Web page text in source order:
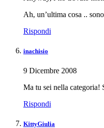
Ah, un’ultima cosa ..
Rispondi
inachisio
9 Dicembre 2008
Ma tu sei nella categoria!
Rispondi
KittyGiulia